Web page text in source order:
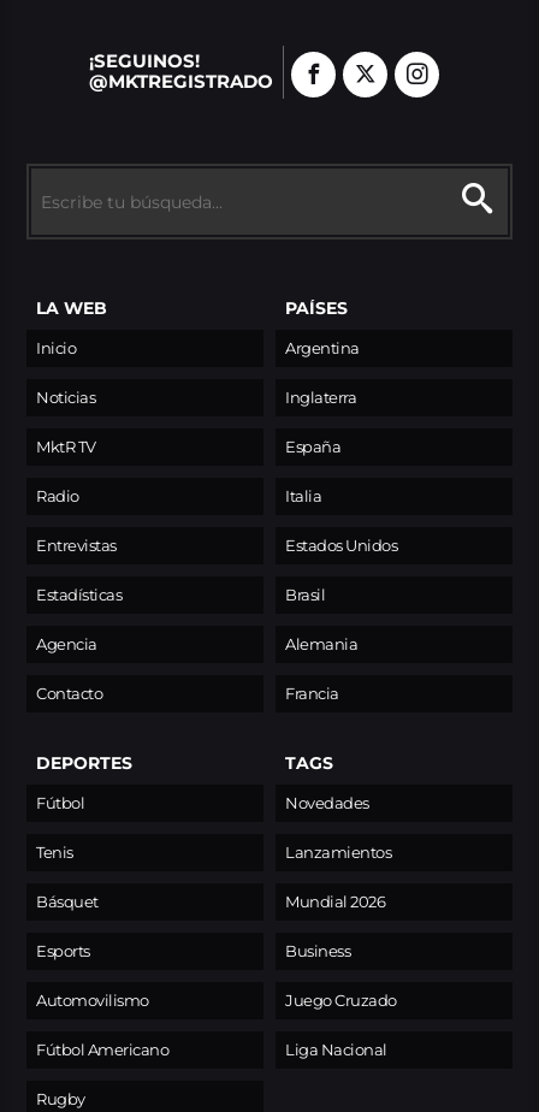
¡SEGUINOS!
@MKTREGISTRADO
LA WEB
Inicio
Noticias
MktR TV
Radio
Entrevistas
Estadísticas
Agencia
Contacto
PAÍSES
Argentina
Inglaterra
España
Italia
Estados Unidos
Brasil
Alemania
Francia
DEPORTES
Fútbol
Tenis
Básquet
Esports
Automovilismo
Fútbol Americano
Rugby
TAGS
Novedades
Lanzamientos
Mundial 2026
Business
Juego Cruzado
Liga Nacional